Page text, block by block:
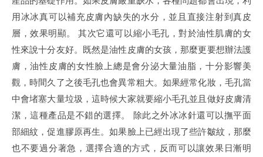
用冰冰真可以補充皮膚內缺失的水分，並且直接注射到真皮
層，效果明顯。 其次它還可以縮小毛孔，對於油性肌膚的女
性來說十分友好。既然是油性皮膚的女孩，那麼更要想辦法護
膚，油性皮膚的女性臉上總是會分泌大量油脂，十分影響美
觀，時間久了之後毛孔也會異常粗大。如果經常化妝，毛孔當
中會堵塞大量垃圾，這時候大家就要縮小毛孔並且做好皮膚清
潔，這種產品是不錯的選擇。 除此之外冰冰針還可以撫平面
部細紋，促進膠原再生。如果臉上已經出現了些許皺紋，那麼
也不要過分著急，選擇合適的方式，反而可以讓效果日漸明